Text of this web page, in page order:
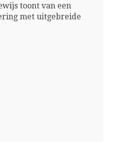
toont van een
met uitgebreide